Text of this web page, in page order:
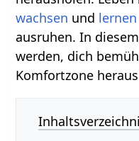
wachsen und lernen
ausruhen. In
werden, dich
Komfortzone